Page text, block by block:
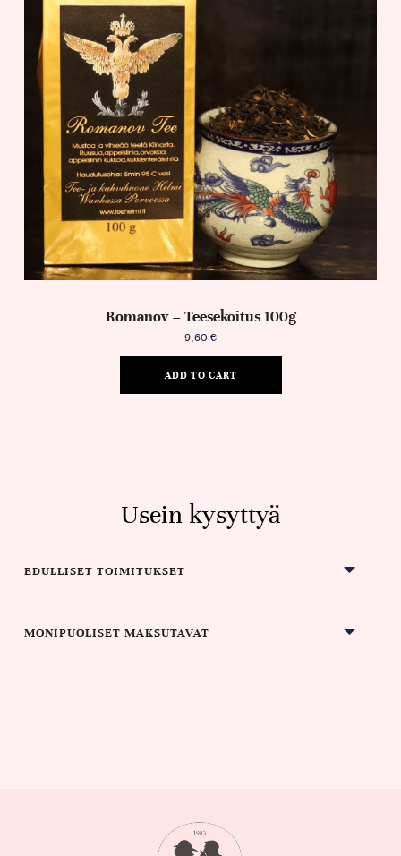
Romanov – Teesekoitus 100g
9,60 €
ADD TO CART
Usein kysyttyä
EDULLISET TOIMITUKSET
MONIPUOLISET MAKSUTAVAT